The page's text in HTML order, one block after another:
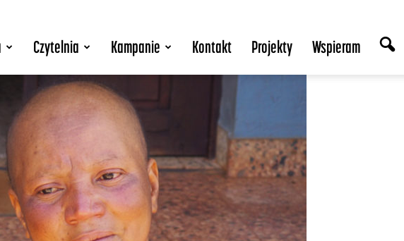
Czytelnia Kampanie Kontakt Projekty Wspieram